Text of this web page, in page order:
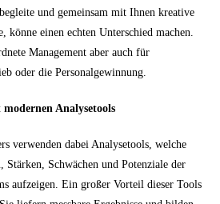
und gemeinsam mit Ihnen kreative
könne einen echten Unterschied machen.
Management aber auch für
oder die Personalgewinnung.
Analysetools
verwenden dabei Analysetools, welche
Stärken, Schwächen und Potenziale der
aufzeigen. Ein großer Vorteil dieser Tools